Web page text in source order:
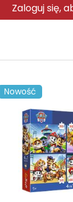
Zaloguj się,
Nowość